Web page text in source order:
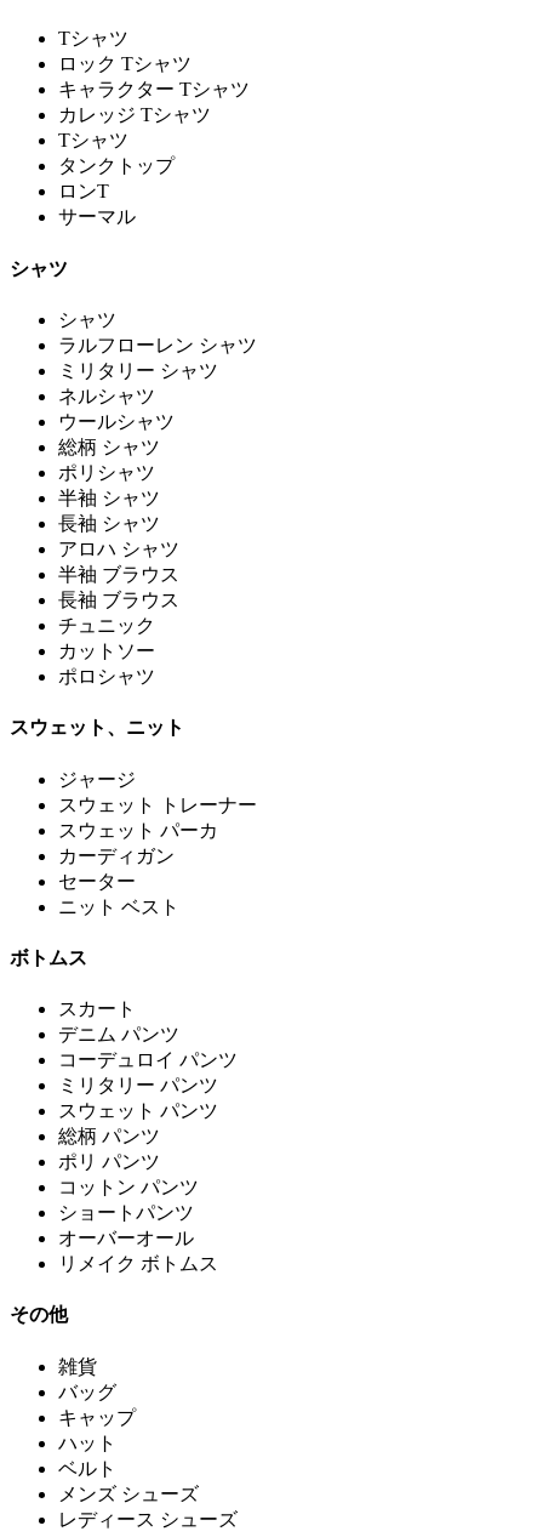
Tシャツ
ロック Tシャツ
キャラクター Tシャツ
カレッジ Tシャツ
Tシャツ
タンクトップ
ロンT
サーマル
シャツ
シャツ
ラルフローレン シャツ
ミリタリー シャツ
ネルシャツ
ウールシャツ
総柄 シャツ
ポリシャツ
半袖 シャツ
長袖 シャツ
アロハ シャツ
半袖 ブラウス
長袖 ブラウス
チュニック
カットソー
ポロシャツ
スウェット、ニット
ジャージ
スウェット トレーナー
スウェット パーカ
カーディガン
セーター
ニット ベスト
ボトムス
スカート
デニム パンツ
コーデュロイ パンツ
ミリタリー パンツ
スウェット パンツ
総柄 パンツ
ポリ パンツ
コットン パンツ
ショートパンツ
オーバーオール
リメイク ボトムス
その他
雑貨
バッグ
キャップ
ハット
ベルト
メンズ シューズ
レディース シューズ